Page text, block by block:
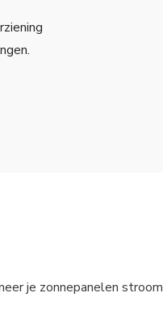
je zonnepanelen stroom